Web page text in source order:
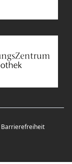
Barrierefreiheit